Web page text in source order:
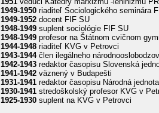
1949-1950 riaditeľ Sociologického seminára
1949-1952 docent FIF SU
1948-1949 suplent sociológie FIF SU
1948-1949 profesor na Štátnom cvičnom
1944-1948 riaditeľ KVG v Petrovci
1943-1944člen ilegálneho
1942-1943 redaktor časopisu Slovenská
1941-1942 väznený v Budapešti
1931-1941 redaktor časopisu Národná
1930-1941 stredoškolský profesor KVG v
1925-1930 suplent na KVG v Petrovci